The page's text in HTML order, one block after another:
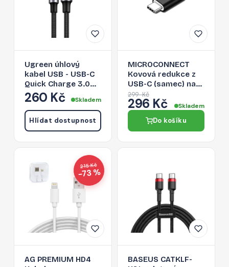
Ugreen úhlový
kabel USB - USB-C
Quick Charge 3.0
QC3.0 3 A 2 m šedý
(US176 20857)
260 Kč Skladem
Hlídat dostupnost
MICROCONNECT
Kovová redukce z
USB-C (samec) na
Lightning (samice),
černá
299 Kč
296 Kč Skladem
Do košíku
215 Kč
−73 %
AG PREMIUM HD4
BASEUS CATKLF-